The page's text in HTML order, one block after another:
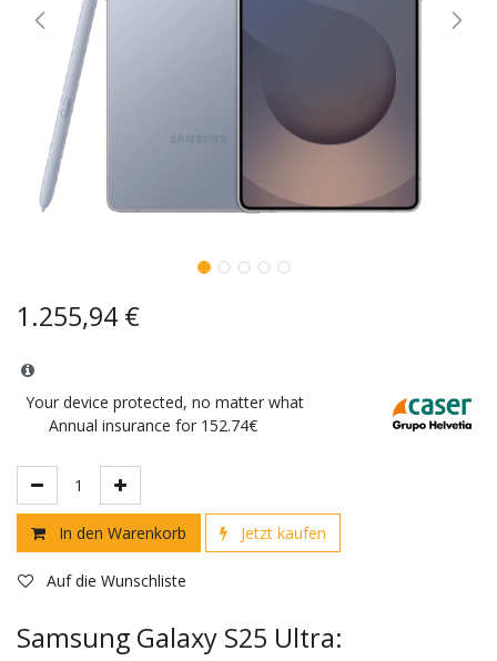
1.255,94 €
Your device protected, no matter what
Annual insurance for 152.74€
In den Warenkorb Jetzt kaufen
Auf die Wunschliste
Samsung Galaxy S25 Ultra: